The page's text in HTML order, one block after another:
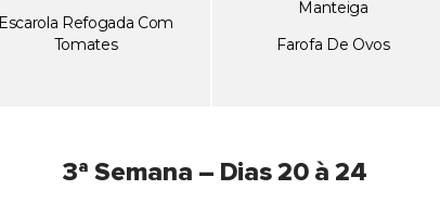
Escarola Refogada Com
Tomates
Manteiga
Farofa De Ovos
3ª Semana – Dias 20 à 24